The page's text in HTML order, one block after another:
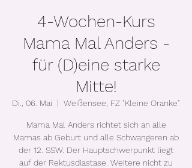
4-Wochen-Kurs
Mama Mal Anders -
für (D)eine starke
Mitte!
Di., 06. Mai
  |
Weißensee, FZ "Kleine Oranke"
Mama Mal Anders richtet sich an alle
Mamas ab Geburt und alle Schwangeren ab
der 12. SSW. Der Hauptschwerpunkt liegt
auf der Rektusdiastase. Weitere nicht zu